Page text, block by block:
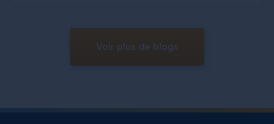
Voir plus de blogs